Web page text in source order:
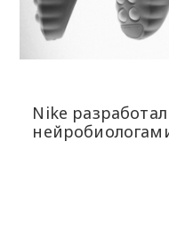
Nike